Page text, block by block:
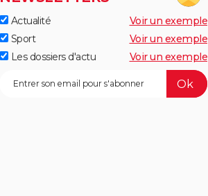
Actualité
Voir un exemple
Sport
Voir un exemple
Les dossiers d'actu
Voir un exemple